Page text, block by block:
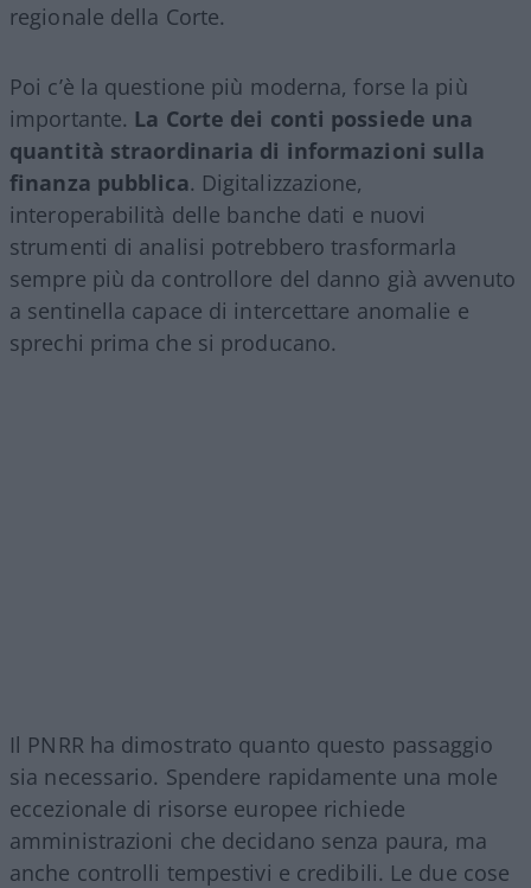
regionale della Corte.
Poi c’è la questione più moderna, forse la più
importante. La Corte dei conti possiede una
quantità straordinaria di informazioni sulla
finanza pubblica. Digitalizzazione,
interoperabilità delle banche dati e nuovi
strumenti di analisi potrebbero trasformarla
sempre più da controllore del danno già avvenuto
a sentinella capace di intercettare anomalie e
sprechi prima che si producano.
Il PNRR ha dimostrato quanto questo passaggio
sia necessario. Spendere rapidamente una mole
eccezionale di risorse europee richiede
amministrazioni che decidano senza paura, ma
anche controlli tempestivi e credibili. Le due cose